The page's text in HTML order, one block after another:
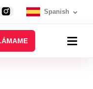
Spanish